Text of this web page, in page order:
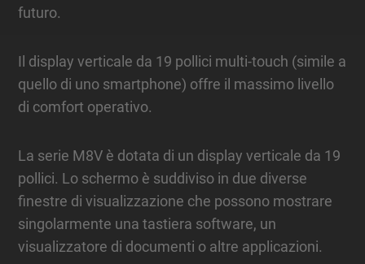
futuro.
Il display verticale da 19 pollici multi-touch (simile a
quello di uno smartphone) offre il massimo livello
di comfort operativo.
La serie M8V è dotata di un display verticale da 19
pollici. Lo schermo è suddiviso in due diverse
finestre di visualizzazione che possono mostrare
singolarmente una tastiera software, un
visualizzatore di documenti o altre applicazioni.